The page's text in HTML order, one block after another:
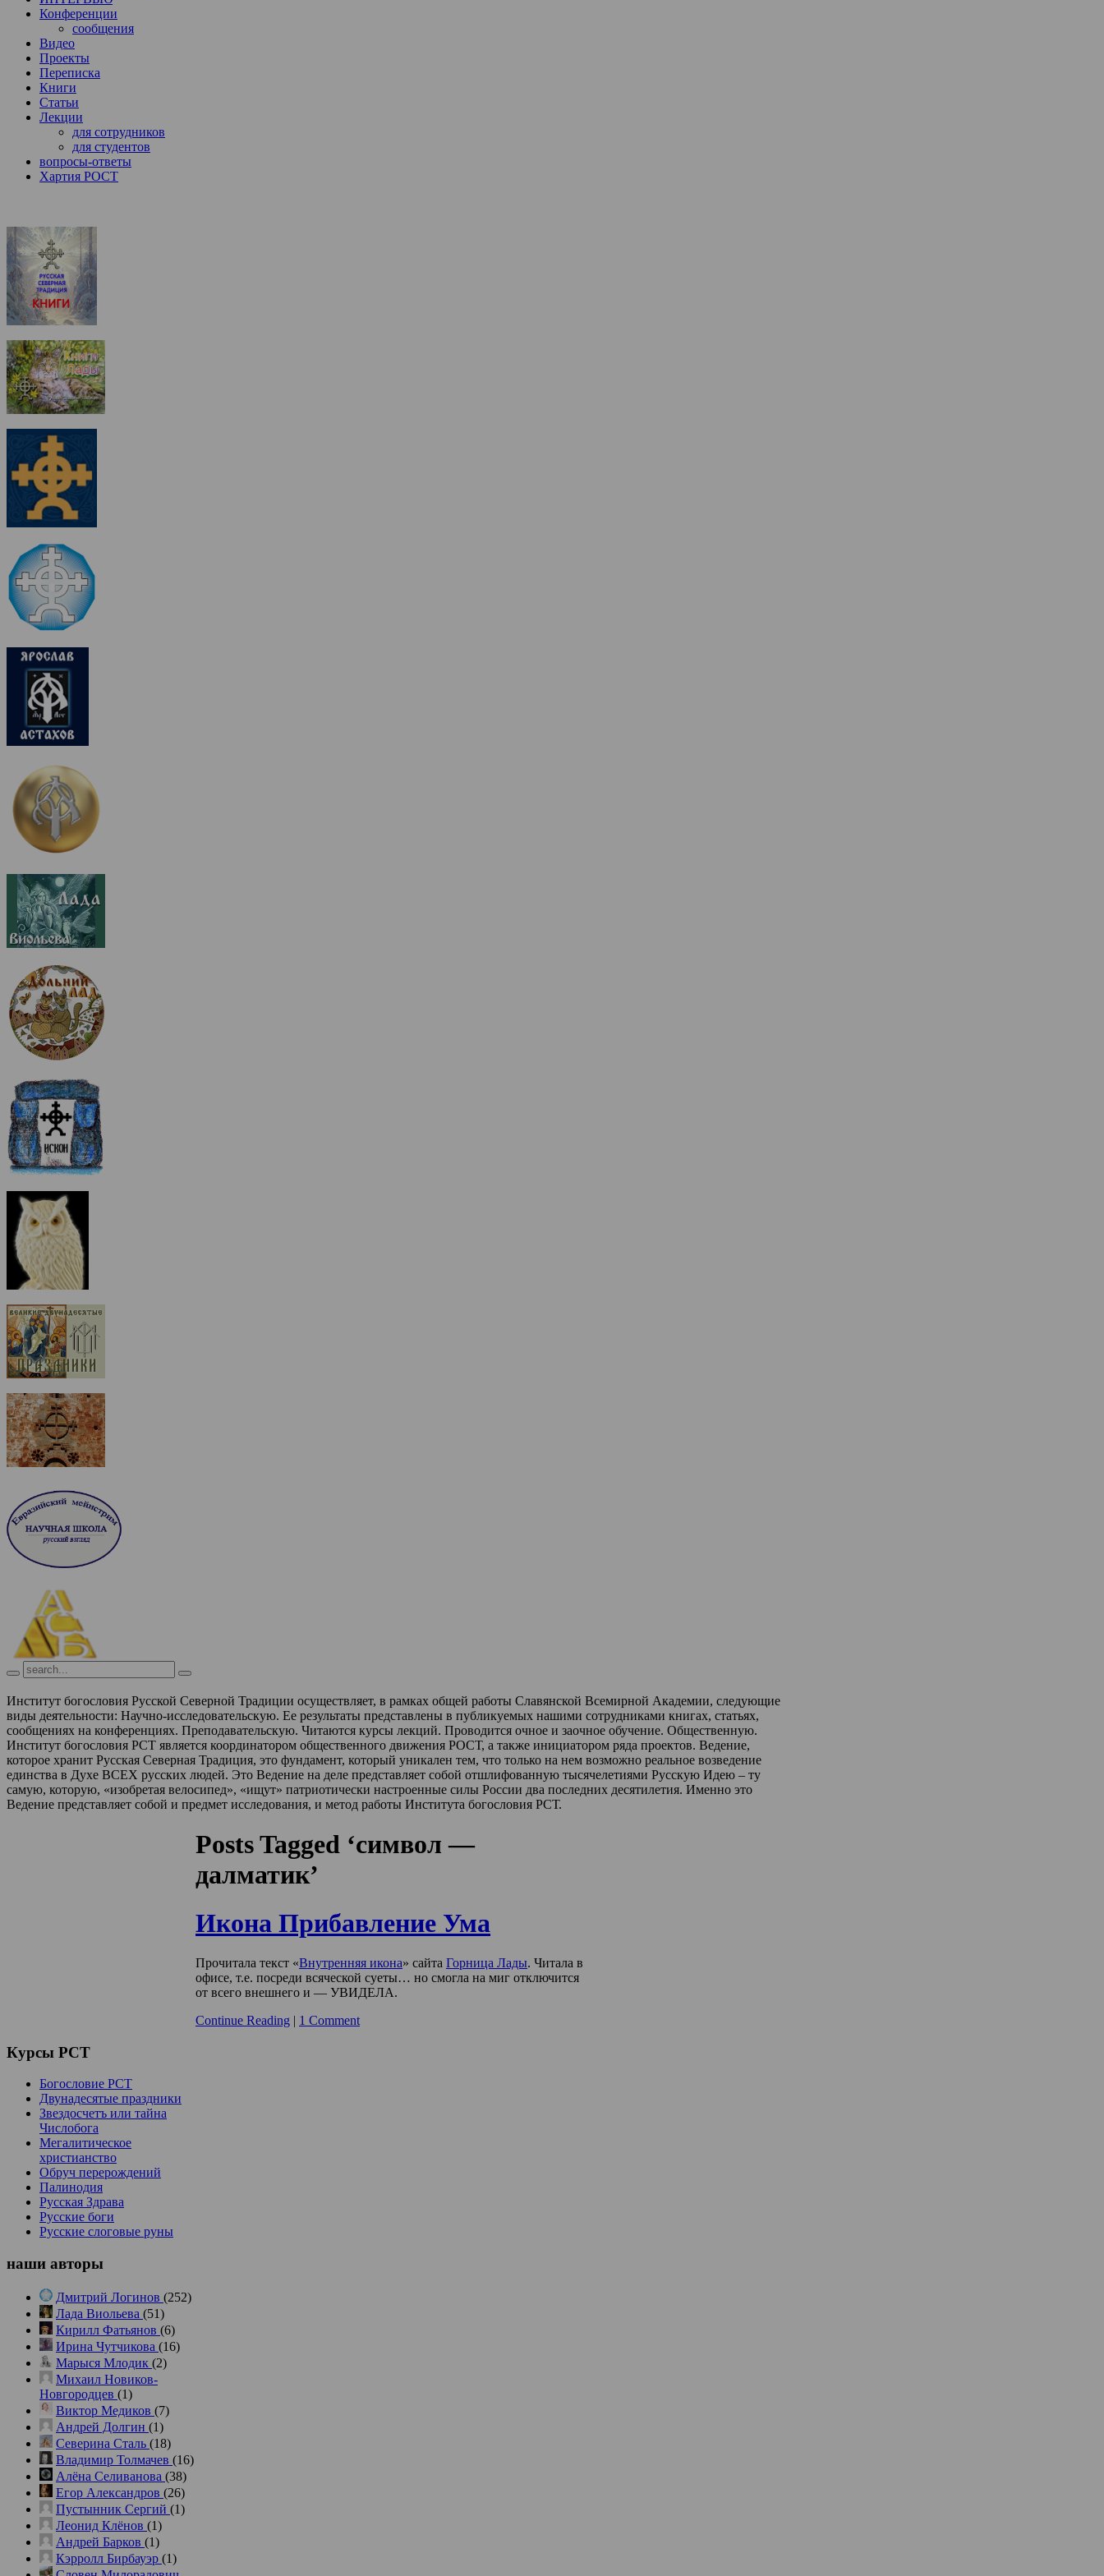
Конференции
сообщения
Видео
Проекты
Переписка
Книги
Статьи
Лекции
для сотрудников
для студентов
вопросы-ответы
Хартия РОСТ
Институт богословия Русской Северной Традиции осуществляет, в рамках общей работы Славянской Всемирной Академии, следующие
виды деятельности: Научно-исследовательскую. Ее результаты представлены в публикуемых нашими сотрудниками книгах, статьях,
сообщениях на конференциях. Преподавательскую. Читаются курсы лекций. Проводится очное и заочное обучение. Общественную.
Институт богословия РСТ является координатором общественного движения РОСТ, а также инициатором ряда проектов. Ведение,
которое хранит Русская Северная Традиция, это фундамент, который уникален тем, что только на нем возможно реальное возведение
единства в Духе ВСЕХ русских людей. Это Ведение на деле представляет собой отшлифованную тысячелетиями Русскую Идею – ту
самую, которую, «изобретая велосипед», «ищут» патриотически настроенные силы России два последних десятилетия. Именно это
Ведение представляет собой и предмет исследования, и метод работы Института богословия РСТ.
Posts Tagged ‘символ —
далматик’
Икона Прибавление Ума
Прочитала текст «Внутренняя икона» сайта Горница Лады. Читала в
офисе, т.е. посреди всяческой суеты… но смогла на миг отключится
от всего внешнего и — УВИДЕЛА.
Continue Reading | 1 Comment
Курсы РСТ
Богословие РСТ
Двунадесятые праздники
Звездосчетъ или тайна
Числобога
Мегалитическое
христианство
Обруч перерождений
Палинодия
Русская Здрава
Русские боги
Русские слоговые руны
наши авторы
Дмитрий Логинов (252)
Лада Виольева (51)
Кирилл Фатьянов (6)
Ирина Чутчикова (16)
Марыся Млодик (2)
Михаил Новиков-
Новгородцев (1)
Виктор Медиков (7)
Андрей Долгин (1)
Северина Сталь (18)
Владимир Толмачев (16)
Алёна Селиванова (38)
Егор Александров (26)
Пустынник Сергий (1)
Леонид Клёнов (1)
Андрей Барков (1)
Кэрролл Бирбауэр (1)